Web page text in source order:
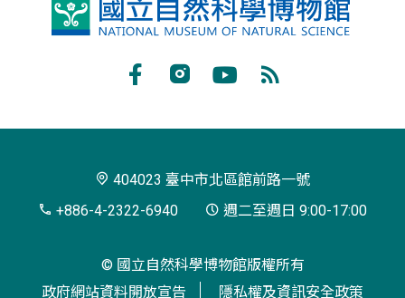
國
博
閱
404023 臺中市北區館前路一號
+886-4-2322-6940
週二至週日 9:00-17:00
© 國立自然科學博物館版權所有
政府網站資料開放宣告
隱私權及資訊安全政策